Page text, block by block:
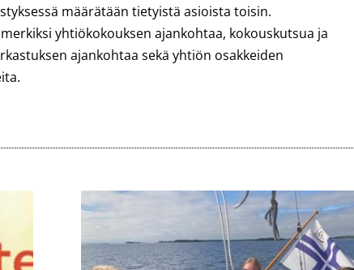
määrätään tietyistä asioista toisin.
yhtiökokouksen ajankohtaa, kokouskutsua ja
ajankohtaa sekä yhtiön osakkeiden